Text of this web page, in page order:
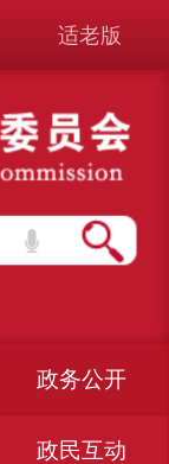
适老版
政务公开
政民互动